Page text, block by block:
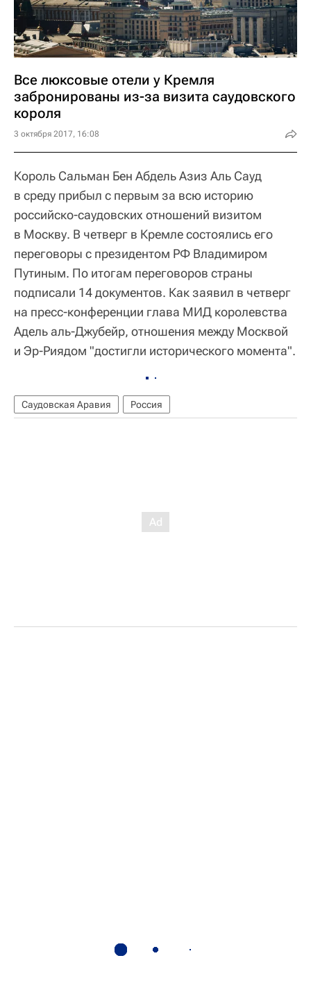
Все люксовые отели у Кремля
забронированы из-за визита саудовского
короля
3 октября 2017, 16:08
Король Сальман Бен Абдель Азиз Аль Сауд
в среду прибыл с первым за всю историю
российско-саудовских отношений визитом
в Москву. В четверг в Кремле состоялись его
переговоры с президентом РФ Владимиром
Путиным. По итогам переговоров страны
подписали 14 документов. Как заявил в четверг
на пресс-конференции глава МИД королевства
Адель аль-Джубейр, отношения между Москвой
и Эр-Риядом "достигли исторического момента".
Саудовская Аравия Россия